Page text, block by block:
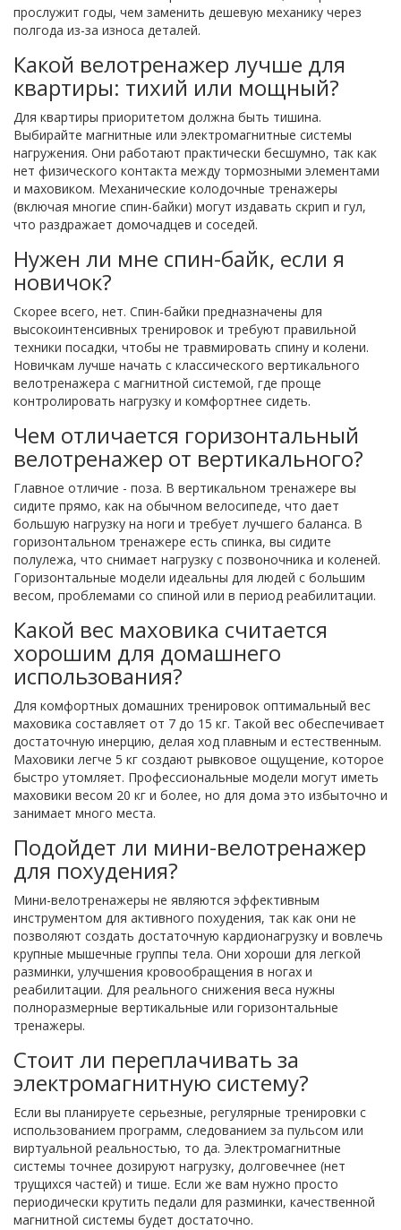
прослужит годы, чем заменить дешевую механику через
полгода из-за износа деталей.
Какой велотренажер лучше для
квартиры: тихий или мощный?
Для квартиры приоритетом должна быть тишина.
Выбирайте магнитные или электромагнитные системы
нагружения. Они работают практически бесшумно, так как
нет физического контакта между тормозными элементами
и маховиком. Механические колодочные тренажеры
(включая многие спин-байки) могут издавать скрип и гул,
что раздражает домочадцев и соседей.
Нужен ли мне спин-байк, если я
новичок?
Скорее всего, нет. Спин-байки предназначены для
высокоинтенсивных тренировок и требуют правильной
техники посадки, чтобы не травмировать спину и колени.
Новичкам лучше начать с классического вертикального
велотренажера с магнитной системой, где проще
контролировать нагрузку и комфортнее сидеть.
Чем отличается горизонтальный
велотренажер от вертикального?
Главное отличие - поза. В вертикальном тренажере вы
сидите прямо, как на обычном велосипеде, что дает
большую нагрузку на ноги и требует лучшего баланса. В
горизонтальном тренажере есть спинка, вы сидите
полулежа, что снимает нагрузку с позвоночника и коленей.
Горизонтальные модели идеальны для людей с большим
весом, проблемами со спиной или в период реабилитации.
Какой вес маховика считается
хорошим для домашнего
использования?
Для комфортных домашних тренировок оптимальный вес
маховика составляет от 7 до 15 кг. Такой вес обеспечивает
достаточную инерцию, делая ход плавным и естественным.
Маховики легче 5 кг создают рывковое ощущение, которое
быстро утомляет. Профессиональные модели могут иметь
маховики весом 20 кг и более, но для дома это избыточно и
занимает много места.
Подойдет ли мини-велотренажер
для похудения?
Мини-велотренажеры не являются эффективным
инструментом для активного похудения, так как они не
позволяют создать достаточную кардионагрузку и вовлечь
крупные мышечные группы тела. Они хороши для легкой
разминки, улучшения кровообращения в ногах и
реабилитации. Для реального снижения веса нужны
полноразмерные вертикальные или горизонтальные
тренажеры.
Стоит ли переплачивать за
электромагнитную систему?
Если вы планируете серьезные, регулярные тренировки с
использованием программ, следованием за пульсом или
виртуальной реальностью, то да. Электромагнитные
системы точнее дозируют нагрузку, долговечнее (нет
трущихся частей) и тише. Если же вам нужно просто
периодически крутить педали для разминки, качественной
магнитной системы будет достаточно.